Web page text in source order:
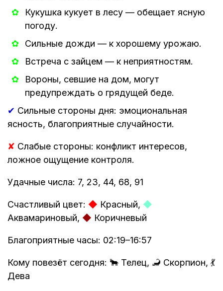
Кукушка кукует в лесу — обещает ясную
погоду.
Сильные дожди — к хорошему урожаю.
Встреча с зайцем — к неприятностям.
Вороны, севшие на дом, могут
предупреждать о грядущей беде.
✔ Сильные стороны дня: эмоциональная
ясность, благоприятные случайности.
✘ Слабые стороны: конфликт интересов,
ложное ощущение контроля.
Удачные числа: 7, 23, 44, 68, 91
Счастливый цвет: ◆ Красный, ◆
Аквамариновый, ◆ Коричневый
Благоприятные часы: 02:19–16:57
Кому повезёт сегодня: 🐂 Телец, 🦂 Скорпион, 💃
Дева